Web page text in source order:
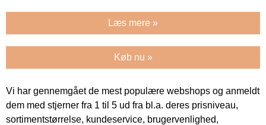
Læs mere »
Køb nu »
Vi har gennemgået de mest populære webshops og anmeldt
dem med stjerner fra 1 til 5 ud fra bl.a. deres prisniveau,
sortimentstørrelse, kundeservice, brugervenlighed,